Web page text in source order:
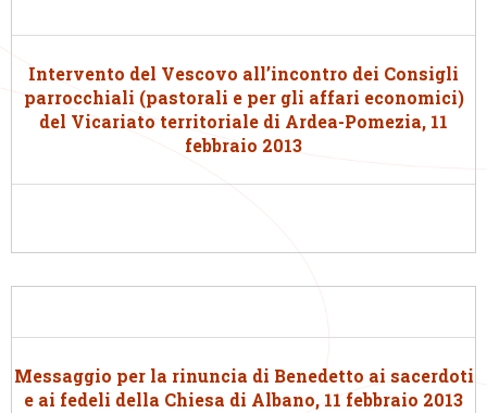
Intervento del Vescovo all’incontro dei Consigli
parrocchiali (pastorali e per gli affari economici)
del Vicariato territoriale di Ardea-Pomezia, 11
febbraio 2013
Messaggio per la rinuncia di Benedetto ai sacerdoti
e ai fedeli della Chiesa di Albano, 11 febbraio 2013